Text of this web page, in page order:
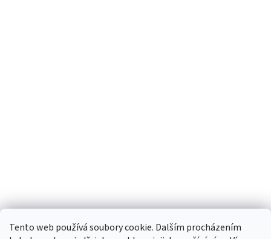
Tento web používá soubory cookie. Dalším procházením